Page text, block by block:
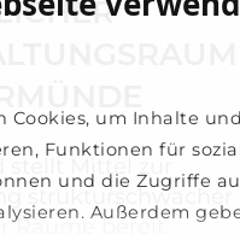
Cookies, um Inhalte
Funktionen für
und die Zugriffe
Außerdem
stellt Mittel zur
strukturschwacher
Räume bereit.